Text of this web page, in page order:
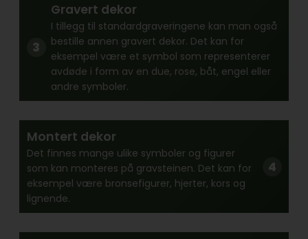
Gravert dekor
I tillegg til standardgraveringene kan man også
bestille annen gravert dekor. Det kan for
eksempel være et symbol som representerer
avdøde i form av en due, rose, båt, engel eller
andre symboler.
Montert dekor
Det finnes mange ulike symboler og figurer
som kan monteres på gravsteinen. Det kan for
eksempel være bronsefigurer, hjerter, kors og
lignende.